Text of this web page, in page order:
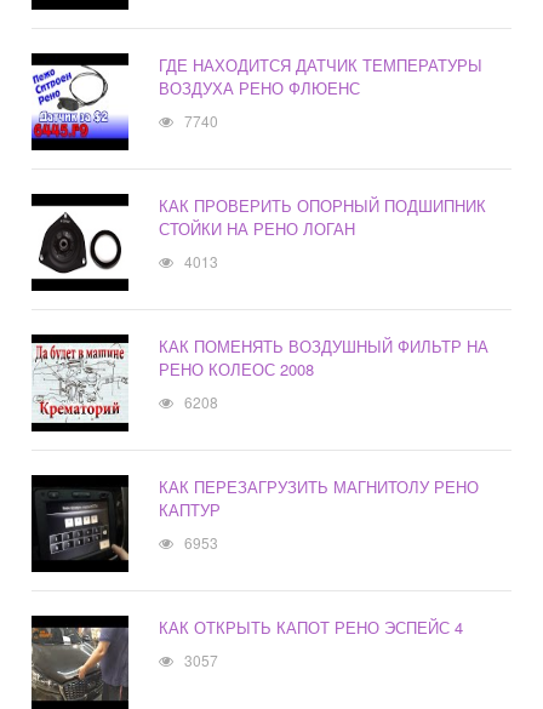
ГДЕ НАХОДИТСЯ ДАТЧИК ТЕМПЕРАТУРЫ
ВОЗДУХА РЕНО ФЛЮЕНС
7740
КАК ПРОВЕРИТЬ ОПОРНЫЙ ПОДШИПНИК
СТОЙКИ НА РЕНО ЛОГАН
4013
КАК ПОМЕНЯТЬ ВОЗДУШНЫЙ ФИЛЬТР НА
РЕНО КОЛЕОС 2008
6208
КАК ПЕРЕЗАГРУЗИТЬ МАГНИТОЛУ РЕНО
КАПТУР
6953
КАК ОТКРЫТЬ КАПОТ РЕНО ЭСПЕЙС 4
3057